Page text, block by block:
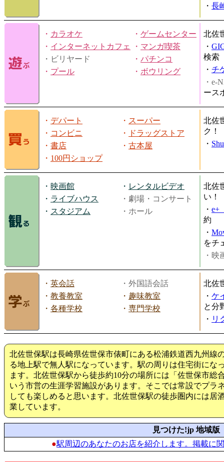
・ 長
・ カラオケ ・ ゲームセンター
・ インターネットカフェ ・ マンガ喫茶
・ビリヤード
・ パチンコ
・ プール ・ ボウリング
北佐
・
検索
・ チ
・e-
ース
・ デパート ・ スーパー
・ コンビニ ・
ドラッグストア
・ 書店 ・ 古本屋
・ 100円ショップ
北佐
ク！
・
・ 映画館 ・ レンタルビデオ
・ ライブハウス
・劇場・コンサート
・ スタジアム ・ホール
北佐
い！
・ e+
約
・
をチ
・映
・ 英会話
・外国語会話
・ 教養教室 ・ 趣味教室
・ 各種学校 ・ 専門学校
北佐
・ ケ
と分
・ リ
北佐世保駅は長崎県佐世保市俵町にある松浦鉄道西九州線
る地上駅で無人駅になっています。駅の周りは住宅街にな
ます。北佐世保駅から徒歩約10分の場所には「佐世保市総
いう市営の生涯学習施設があります。そこでは常設でプラ
しても楽しめると思います。北佐世保駅の徒歩圏内には居
業しています。
見つけた!jp 地域版
●駅周辺のあなたのお店を紹介します。掲載に